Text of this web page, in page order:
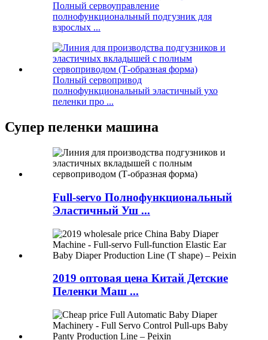
Полный сервоуправление
полнофункциональный подгузник для
взрослых ...
Полный сервопривод
полнофункциональный эластичный ухо
пеленки про ...
Супер пеленки машина
Full-servo Полнофункциональный
Эластичный Уш ...
2019 оптовая цена Китай Детские
Пеленки Маш ...